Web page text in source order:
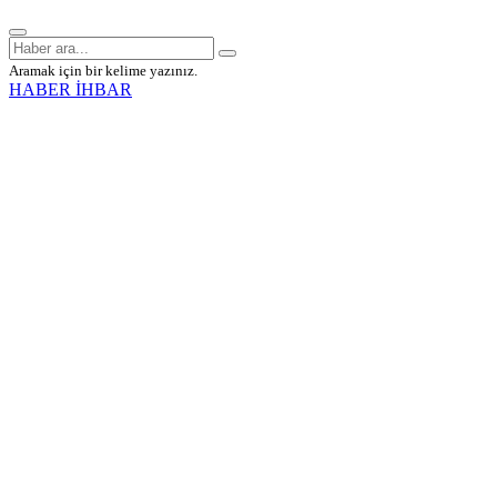
Aramak için bir kelime yazınız.
HABER İHBAR